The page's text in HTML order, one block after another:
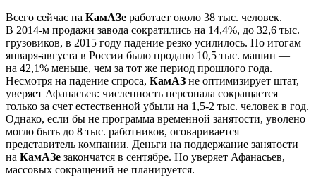
Всего сейчас на КамАЗе работает около 38 тыс. человек.
В 2014-м продажи завода сократились на 14,4%, до 32,6 тыс.
грузовиков, в 2015 году падение резко усилилось. По итогам
января-августа в России было продано 10,5 тыс. машин —
на 42,1% меньше, чем за тот же период прошлого года.
Несмотря на падение спроса, КамАЗ не оптимизирует штат,
уверяет Афанасьев: численность персонала сокращается
только за счет естественной убыли на 1,5-2 тыс. человек в год.
Однако, если бы не программа временной занятости, уволено
могло быть до 8 тыс. работников, оговаривается
представитель компании. Деньги на поддержание занятости
на КамАЗе закончатся в сентябре. Но уверяет Афанасьев,
массовых сокращений не планируется.